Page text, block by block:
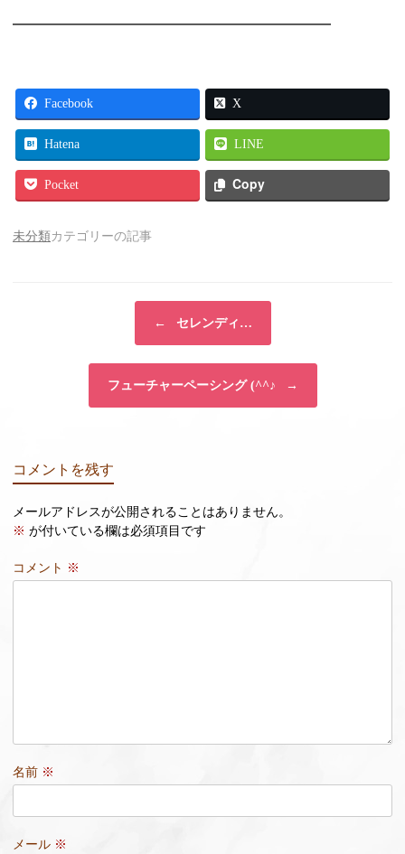
━━━━━━━━━━━━━━━━━━━━━━
Facebook X
Hatena LINE
Pocket Copy
未分類 カテゴリーの記事
←
セレンディ…
フューチャーペーシング (^^♪ →
コメントを残す
メールアドレスが公開されることはありません。
※ が付いている欄は必須項目です
コメント ※
名前 ※
メール ※